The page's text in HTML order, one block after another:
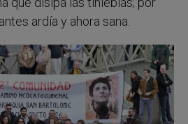
ardía y ahora sana.